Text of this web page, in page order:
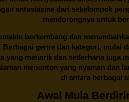
antusiasme dari sekelompok
mendorongnya untuk
berkembang dan
genre dan kategori, mulai
yang menarik dan sederhana juga
menonton yang nyaman dan
di antara berbagai
Awal Mula